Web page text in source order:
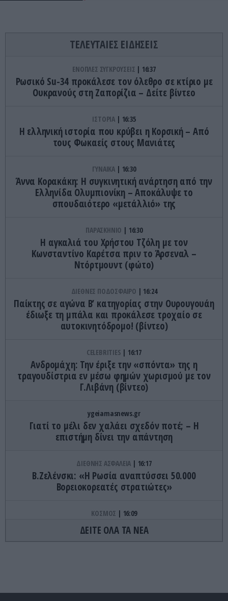
ΤΕΛΕΥΤΑΙΕΣ ΕΙΔΗΣΕΙΣ
ΕΝΟΠΛΕΣ ΣΥΓΚΡΟΥΣΕΙΣ 16:37
Ρωσικό Su-34 προκάλεσε τον όλεθρο σε κτίριο με
Ουκρανούς στη Ζαπορίζια – Δείτε βίντεο
ΙΣΤΟΡΙΑ 16:35
Η ελληνική ιστορία που κρύβει η Κορσική – Από
τους Φωκαείς στους Μανιάτες
ΓΥΝΑΙΚΑ 16:30
Άννα Κορακάκη: Η συγκινητική ανάρτηση από την
Ελληνίδα Ολυμπιονίκη – Αποκάλυψε το
σπουδαιότερο «μετάλλιό» της
ΠΑΡΑΣΚΗΝΙΟ 16:30
Η αγκαλιά του Χρήστου Τζόλη με τον
Κωνσταντίνο Καρέτσα πριν το Άρσεναλ –
Ντόρτμουντ (φώτο)
ΔΙΕΘΝΕΣ ΠΟΔΟΣΦΑΙΡΟ 16:24
Παίκτης σε αγώνα Β’ κατηγορίας στην Ουρουγουάη
έδιωξε τη μπάλα και προκάλεσε τροχαίο σε
αυτοκινητόδρομο! (βίντεο)
CELEBRITIES 16:17
Ανδρομάχη: Την έριξε την «σπόντα» της η
τραγουδίστρια εν μέσω φημών χωρισμού με τον
Γ.Λιβάνη (βίντεο)
ygeiamasnews.gr
Γιατί το μέλι δεν χαλάει σχεδόν ποτέ; – Η
επιστήμη δίνει την απάντηση
ΔΙΕΘΝΗΣ ΑΣΦΑΛΕΙΑ 16:17
Β.Ζελένσκι: «Η Ρωσία αναπτύσσει 50.000
Βορειοκορεατές στρατιώτες»
ΚΟΣΜΟΣ 16:09
Η Ελλάδα και η Ευρώπη «γερνούν»: Δείτε τα
ανησυχητικά ευρήματα της Παγκόσμιας Τράπεζας
ΔΕΙΤΕ ΟΛΑ ΤΑ ΝΕΑ